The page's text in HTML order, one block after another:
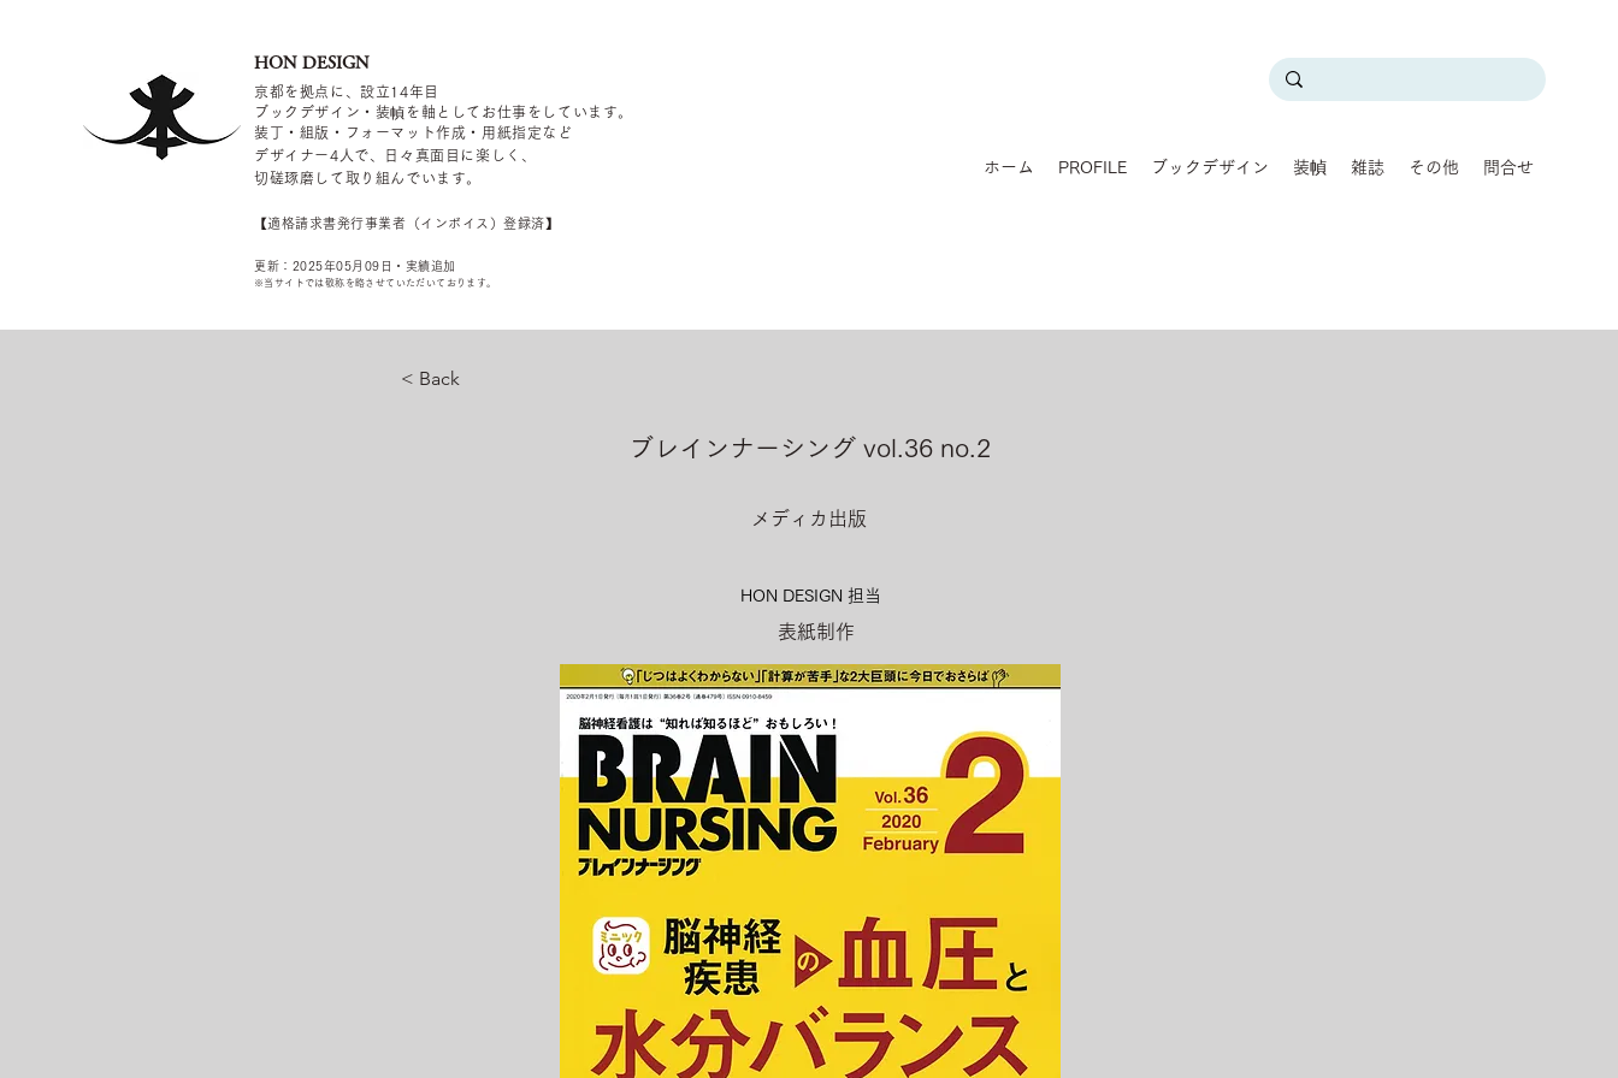
HON DESIGN
京都を拠点に、設立14年目
ブックデザイン・装幀を軸としてお仕事をしています。
装丁・組版・フォーマット作成・用紙指定など
デザイナー4 人で、日々真面目に楽しく、
切磋琢磨して取り組んでいます。
​【適格請求書発行事業者（インボイス）登録済】
更新：2025年05 月09 日・実績追加
​※当サイトでは敬称を 略させていただいております。
ホーム PROFILE ブックデザイン 装幀 雑誌 その他 問合せ
< Back
ブレインナーシング vol.36 no.2
メディカ出版
HON DESIGN​ 担当
表紙制作